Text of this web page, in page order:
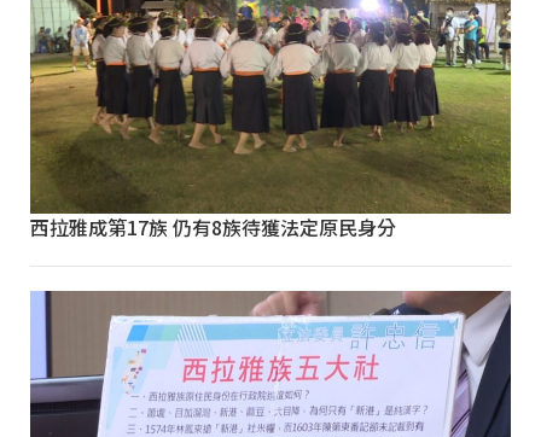
西拉雅成第17族 仍有8族待獲法定原民身分